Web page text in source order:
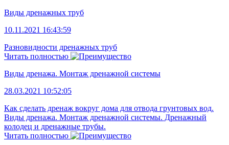
Виды дренажных труб
10.11.2021 16:43:59
Разновидности дренажных труб
Читать полностью
Виды дренажа. Монтаж дренажной системы
28.03.2021 10:52:05
Как сделать дренаж вокруг дома для отвода грунтовых вод.
Виды дренажа. Монтаж дренажной системы. Дренажный
колодец и дренажные трубы.
Читать полностью